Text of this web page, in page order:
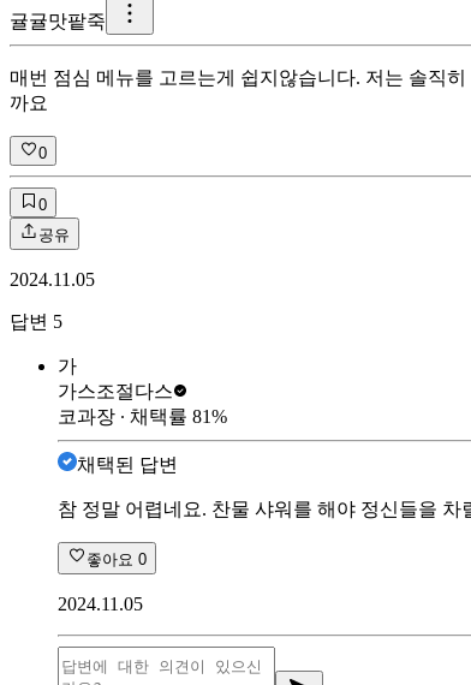
귤귤맛팥죽
매번 점심 메뉴를 고르는게 쉽지않습니다. 저는 솔직
까요
0
0
공유
2024.11.05
답변 5
가
가스조절다스
코과장 ∙ 채택률 81%
채택된 답변
참 정말 어렵네요. 찬물 샤워를 해야 정신들을
좋아요 0
2024.11.05